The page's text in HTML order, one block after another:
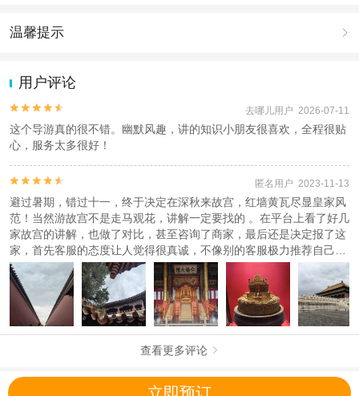
注意事项
儿童：17周岁（含）以下；
老人：60周岁 – 80周岁；
外籍公民：5周岁 – 80周岁；此套餐只针对外国公民，中国人请勿下
单此套餐；
查看： 查看工商执照信息
本产品由青岛驿路同行国际旅行社有限公司代理招徕，委托社为乐圣天下国际旅
行社（北京）有限公司，具体的旅游服务和操作由委托社及其有资质的地接社提
供
温馨提示 
动（如跳伞、潜水、滑雪等）前，请务必仔细阅读
2.为普及旅游安全知识及旅游文明公约，使您的旅程顺利圆满完成，
特制定《去哪儿网旅游安全手册》 ，请您认真阅读并切实遵守。
用户评论

 去哪儿用户 2026-07-11
这个导游真的很不错。幽默风趣，讲的知识小朋友很喜欢，全程很贴
心，服务太多很好！

 匿名用户 2023-11-13
避过暑期，错过十一，终于决定在深秋来故宫，红墙黄瓦尽显皇家风
范！当然游故宫不是走马观花，讲解一定要找的 。在平台上看了好几
家故宫的讲解，也做了对比，甚至咨询了商家，最后还是决定报了这
家，首先客服的态度让人觉得很真诚，不像别的客服极力推荐自己的
产品，有的给自己家介绍的天花乱坠，听着匪夷所思，但是这家的客
服不只解答了故宫的问题，甚至给我们推荐了不少北京好玩且有意义
的地方以及避坑的地方。再说老师，这次给我们做讲解的是张老师，
该说不说，张老师真可谓是满腹经纶，见识如海，结合正史和野史给
我们做讲解，风趣幽默而又不失对史实的严谨。好评！必须好评！悄
悄的告诉你们，这个时候报名这种小团大概率会包团的哦！
查看更多评论 